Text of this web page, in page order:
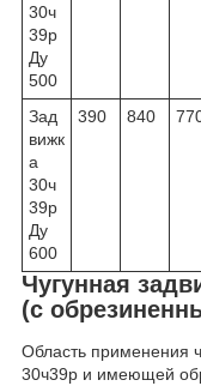
30ч
39р
Ду
500
Зад
вижк
а
30ч
39р
Ду
600
390 840
Чугунная
(с
Область применения
30ч39р и имеющей